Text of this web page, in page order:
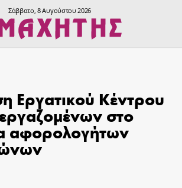
Σάββατο, 8 Αυγούστου 2026
Εργατικού Κέντρου
στο
αφορολογήτων